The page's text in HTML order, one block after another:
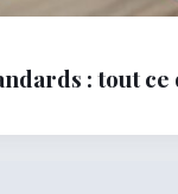
: tout ce